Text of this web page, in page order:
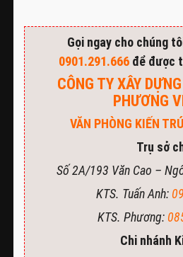
Gọi ngay cho chúng
0901.291.666để được
CÔNG TY XÂY
PHƯƠNG
VĂN PHÒNG KIẾN
Trụ sở
Số 2A/193 Văn Cao –
KTS. Tuấn Anh:
KTS. Phương:
Chi nhánh